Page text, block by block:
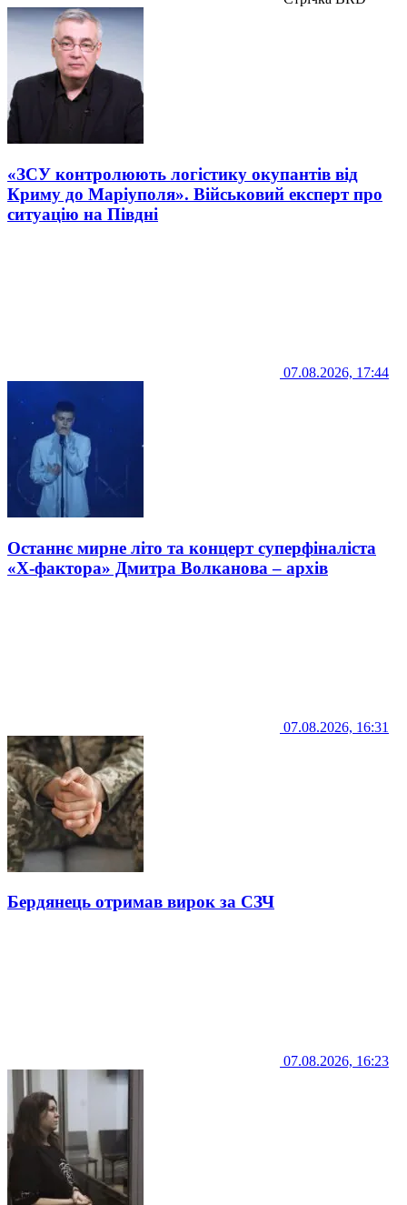
«ЗСУ контролюють логістику окупантів від
Криму до Маріуполя». Військовий експерт про
ситуацію на Півдні
07.08.2026, 17:44
Останнє мирне літо та концерт суперфіналіста
«Х-фактора» Дмитра Волканова – архів
07.08.2026, 16:31
Бердянець отримав вирок за СЗЧ
07.08.2026, 16:23